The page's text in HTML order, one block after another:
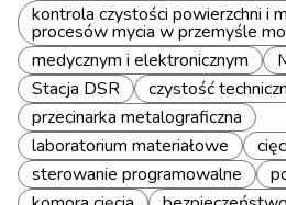
kontrola czystości powierzchni i
procesów mycia w przemyśle
medycznym i elektronicznym
Stacja DSR
czystość
przecinarka metalograficzna
laboratorium materiałowe
sterowanie programowalne